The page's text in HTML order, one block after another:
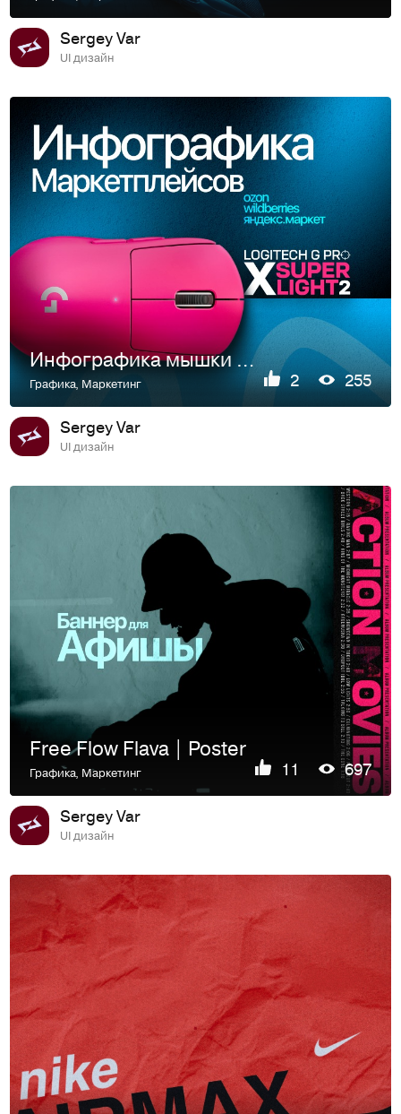
Sergey Var
UI дизайн
Инфографика мышки Logitech G Pro X Superlight 2
Графика, Маркетинг 2 255
Sergey Var
UI дизайн
Free Flow Flava | Poster
Графика, Маркетинг 11 697
Sergey Var
UI дизайн